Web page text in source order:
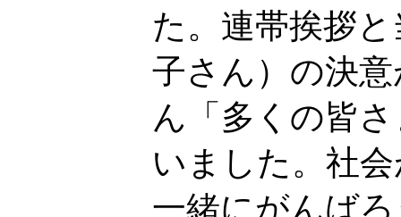
た。連帯挨拶
子さん）の決
ん「多くの皆
いました。社
一緒にがんば